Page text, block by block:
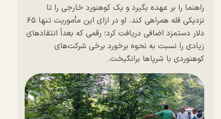
راهنما را بر عهده بگیرد و یک کوهنورد خارجی را تا
نزدیکی قله همراهی کند. او در ازای این مأموریت تنها ۶۵
دلار دستمزد اضافی دریافت کرد؛ رقمی که بعداً انتقاد‌های
زیادی را نسبت به نحوه برخورد برخی شرکت‌های
کوهنوردی با شرپا‌ها برانگیخت.